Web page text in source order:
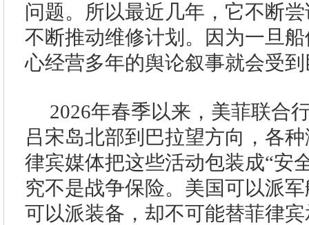
问题。所以最近几年，它不断
不断推动维修计划。因为一旦
心经营多年的舆论叙事就会受
2026年春季以来，美菲联合
吕宋岛北部到巴拉望方向，各
律宾媒体把这些活动包装成“安
究不是战争保险。美国可以派
可以派装备，却不可能替菲律